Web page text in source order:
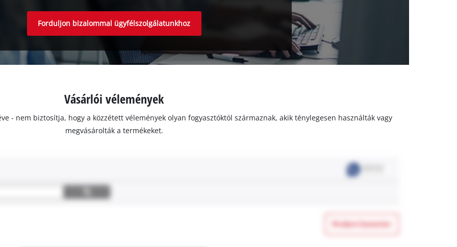
Forduljon bizalommal ügyfélszolgálatunkhoz
Vásárlói vélemények
- nem biztosítja, hogy a közzétett vélemények olyan fogyasztóktól származnak, akik ténylegesen használták vagy
megvásárolták a termékeket.